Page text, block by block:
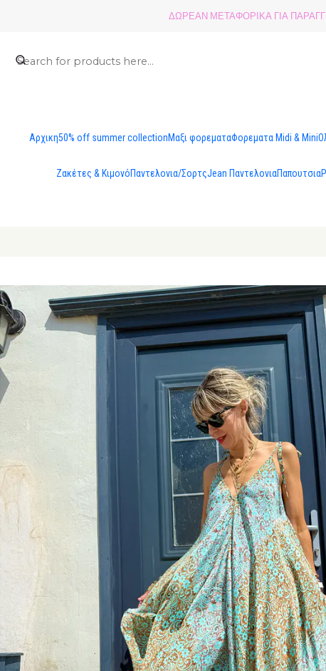
Αρχικη50% off summer collectionΜαξι φορεματαΦορεματα Midi & Mini
Ζακέτες & ΚιμονόΠαντελονια/ΣορτςJean ΠαντελονιαΠαπουτσια
ΔΩΡΕΑΝ ΜΕΤΑΦΟΡΙΚΑ ΓΙΑ